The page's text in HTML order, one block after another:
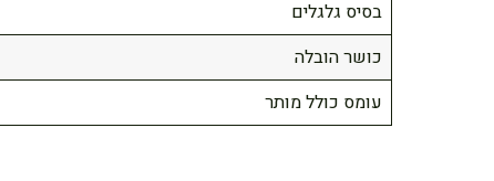
בסיס גלגלים
כושר הובלה
עומס כולל מותר